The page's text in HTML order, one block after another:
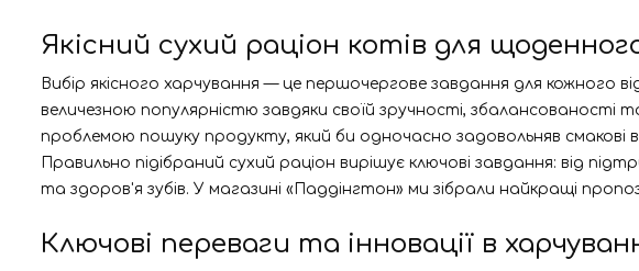
Якісний сухий раціон котів для
Вибір якісного харчування — це першочергове завдання для кожного
величезною популярністю завдяки своїй зручності,
проблемою пошуку продукту, який би одночасно задовольняв смакові
Правильно підібраний сухий раціон вирішує ключові завдання: від
та здоров'я зубів. У магазині «Паддінгтон» ми зібрали найкращі
Ключові переваги та інновації в